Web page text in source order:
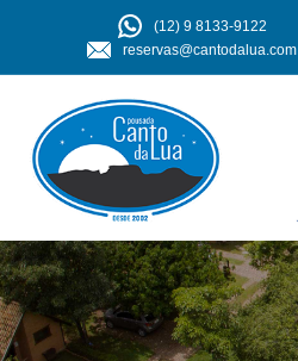
(12) 9 8133-9122
reservas@cantodalua.com